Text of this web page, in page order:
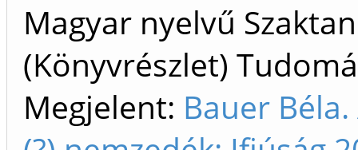
Magyar nyelvű
(Könyvrészlet)
Megjelent: Bauer